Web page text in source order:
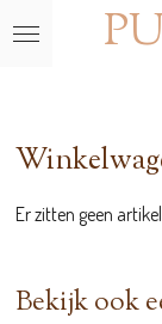
Ga
Er zitten geen
Bekijk ook